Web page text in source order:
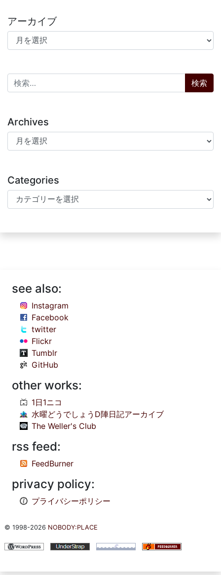
アーカイブ
アーカイブ
検索:
Archives
Archives
Categories
Categories
see also:
Instagram
Facebook
twitter
Flickr
Tumblr
GitHub
other works:
1日1ニコ
水曜どうでしょうD陣日記アーカイブ
The Weller's Club
rss feed:
FeedBurner
privacy policy:
プライバシーポリシー
© 1998-2026 NOBODY:PLACE